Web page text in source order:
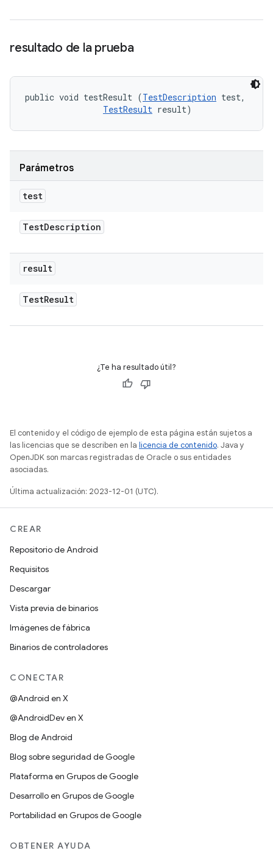
resultado de la prueba
public void testResult (TestDescription test,
TestResult result)
Parámetros
test
TestDescription
result
TestResult
¿Te ha resultado útil?
El contenido y el código de ejemplo de esta página están sujetos a
las licencias que se describen en la licencia de contenido. Java y
OpenJDK son marcas registradas de Oracle o sus entidades
asociadas.
Última actualización: 2023-12-01 (UTC).
CREAR
Repositorio de Android
Requisitos
Descargar
Vista previa de binarios
Imágenes de fábrica
Binarios de controladores
CONECTAR
@Android en X
@AndroidDev en X
Blog de Android
Blog sobre seguridad de Google
Plataforma en Grupos de Google
Desarrollo en Grupos de Google
Portabilidad en Grupos de Google
OBTENER AYUDA